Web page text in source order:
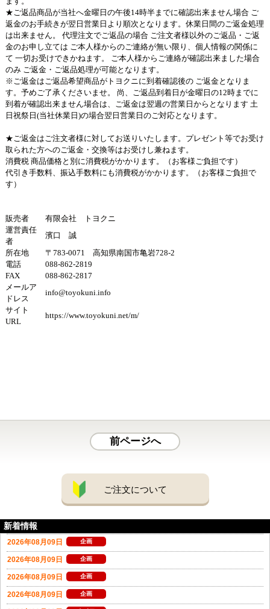
★ご返品商品が当社へ金曜日の午後14時半までに確認出来ません場合 ご
返金のお手続きが翌日営業日より順次となります。休業日間のご返金処理
は出来ません。 代理注文でご返品の場合 ご注文者様以外のご返品・ご返
金のお申し立ては ご本人様からのご連絡が無い限り、個人情報の関係に
て 一切お受けできかねます。 ご本人様からご連絡が確認出来ました場合
のみ ご返金・ご返品処理が可能となります。
※ご返金はご返品希望商品がトヨクニに到着確認後の ご返金となりま
す。予めご了承くださいませ。 尚、ご返品到着日が金曜日の12時までに
到着が確認出来ません場合は、ご返金は翌週の営業日からとなります 土
日祝祭日(当社休業日)の場合翌日営業日のご対応となります。
★ご返金はご注文者様に対してお送りいたします。プレゼント等でお受け
取られた方へのご返金・交換等はお受けし兼ねます。
消費税 商品価格と別に消費税がかかります。（お客様ご負担です）
代引き手数料、振込手数料にも消費税がかかります。（お客様ご負担で
す）
販売者
有限会社 トヨクニ
運営責任
者
濱口 誠
所在地
〒783-0071 高知県南国市亀岩728-2
電話
088-862-2819
FAX
088-862-2817
メールア
ドレス
info@toyokuni.info
サイト
URL
https://www.toyokuni.net/m/
前ページへ
ご注文について
新着情報